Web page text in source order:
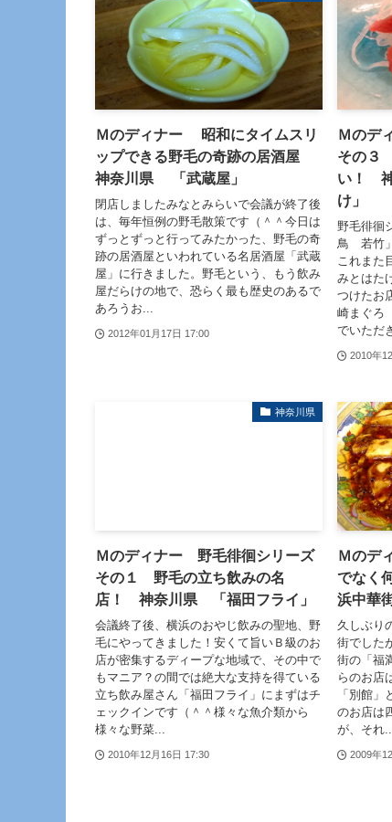
Ｍのディナー 昭和にタイムスリ
ップできる野毛の奇跡の居酒屋
神奈川県 「武蔵屋」
閉店しましたみなとみらいで会議が終了後
は、毎年恒例の野毛散策です（＾＾今日は
ずっとずっと行ってみたかった、野毛の奇
跡の居酒屋といわれている名居酒屋「武蔵
屋」に行きました。野毛という、もう飲み
屋だらけの地で、恐らく最も歴史のあるで
あろうお...
2012年01月17日 17:00
Ｍのデ
その３
い！
け」
野毛徘徊
鳥 若竹」
これまた
みとはた
つけたお
崎まぐろ
でいただ
2010年
神奈川県
Ｍのディナー 野毛徘徊シリーズ
その１ 野毛の立ち飲みの名
店！ 神奈川県 「福田フライ」
会議終了後、横浜のおやじ飲みの聖地、野
毛にやってきました！安くて旨いＢ級のお
店が密集するディープな地域で、その中で
もマニア？の間では絶大な支持を得ている
立ち飲み屋さん「福田フライ」にまずはチ
ェックインです（＾＾様々な魚介類から
様々な野菜...
2010年12月16日 17:30
Ｍのデ
でなく
浜中華
久しぶり
街でした
街の「福
らのお店
「別館
のお店は
が、それ
2009年